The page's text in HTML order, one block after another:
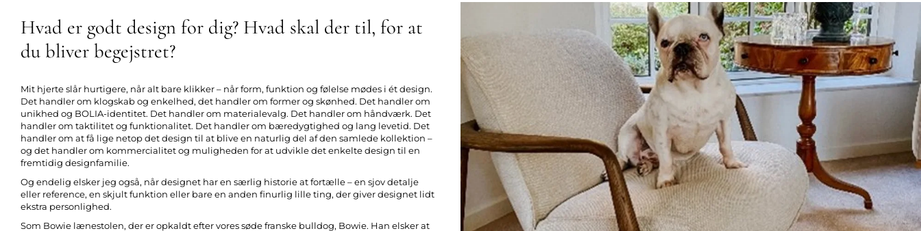
Hvad er godt design for dig? Hvad skal der til, for at
du bliver begejstret?
Mit hjerte slår hurtigere, når alt bare klikker – når form, funktion og følelse mødes i ét design.
Det handler om klogskab og enkelhed, det handler om former og skønhed. Det handler om
unikhed og BOLIA-identitet. Det handler om materialevalg. Det handler om håndværk. Det
handler om taktilitet og funktionalitet. Det handler om bæredygtighed og lang levetid. Det
handler om at få lige netop det design til at blive en naturlig del af den samlede kollektion –
og det handler om kommercialitet og muligheden for at udvikle det enkelte design til en
fremtidig designfamilie.
Og endelig elsker jeg også, når designet har en særlig historie at fortælle – en sjov detalje
eller reference, en skjult funktion eller bare en anden finurlig lille ting, der giver designet lidt
ekstra personlighed.
Som Bowie lænestolen, der er opkaldt efter vores søde franske bulldog, Bowie. Han elsker at